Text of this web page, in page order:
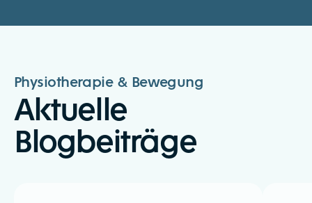
Physiotherapie & Bewegung
Aktuelle
Blogbeiträge